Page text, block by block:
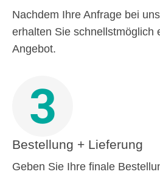
Nachdem Ihre Anfrage bei
erhalten Sie schnellstmöglich
Angebot.
3
Bestellung + Lieferung
Geben Sie Ihre finale